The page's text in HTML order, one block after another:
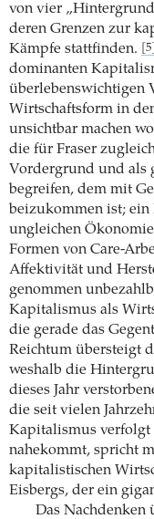
von vier
deren Grenzen zur
Kämpfe stattfinden.
[5]
dominanten
überlebenswichtigen
Wirtschaftsform in
unsichtbar machen
die für Fraser
Vordergrund und als
begreifen, dem mit
beizukommen ist; ein
ungleichen
Formen von Care-
Affektivität und
genommen
Kapitalismus als
die gerade das
Reichtum übersteigt
weshalb die
dieses Jahr
die seit vielen
Kapitalismus verfolgt
nahekommt, spricht
kapitalistischen
Eisbergs, der ein
Das Nachdenken